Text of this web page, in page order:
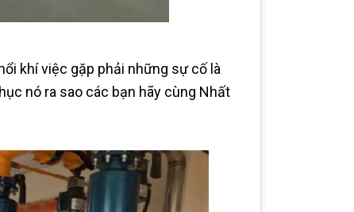
khí việc gặp phải những sự cố là
nó ra sao các bạn hãy cùng Nhất